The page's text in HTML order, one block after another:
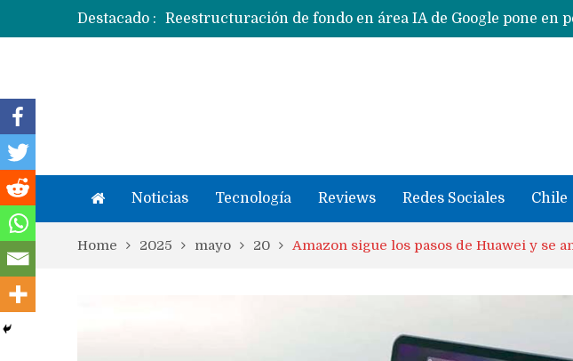
Destacado :
Noticias Tecnología Reviews Redes Sociales Chile
Home 2025 mayo 20 Amazon sigue los pasos de Huawei y se